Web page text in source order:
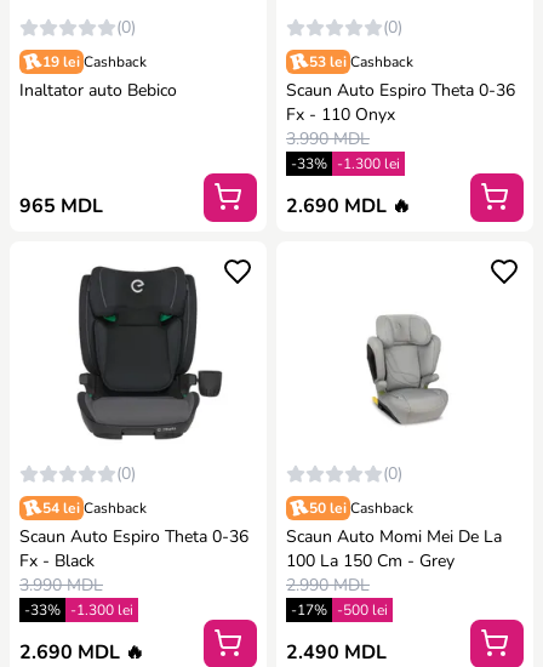
(0)
19 lei Cashback
Inaltator auto Bebico
965 MDL
(0)
53 lei Cashback
Scaun Auto Espiro Theta 0-36
Fx - 110 Onyx
3.990 MDL
-33% -1.300 lei
2.690 MDL 🔥
(0)
54 lei Cashback
Scaun Auto Espiro Theta 0-36
Fx - Black
3.990 MDL
-33% -1.300 lei
2.690 MDL 🔥
(0)
50 lei Cashback
Scaun Auto Momi Mei De La
100 La 150 Cm - Grey
2.990 MDL
-17% -500 lei
2.490 MDL